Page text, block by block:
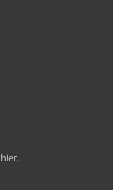
hier.